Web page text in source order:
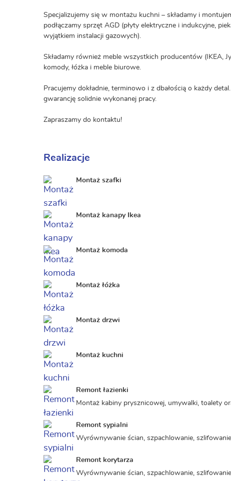
Specjalizujemy się w montażu kuchni – składamy i
podłączamy sprzęt AGD (płyty elektryczne i indukcyjne,
wyjątkiem instalacji gazowych).
Składamy również meble wszystkich producentów (IKEA,
komody, łóżka i meble biurowe.
Pracujemy dokładnie, terminowo i z dbałością o każdy
gwarancję solidnie wykonanej pracy.
Zapraszamy do kontaktu!
Realizacje
Montaż szafki
Montaż kanapy Ikea
Montaż komoda
Montaż łóżka
Montaż drzwi
Montaż kuchni
Remont łazienki
Montaż kabiny prysznicowej, umywalki, toalety
Remont sypialni
Wyrównywanie ścian, szpachlowanie,
Remont korytarza
Wyrównywanie ścian, szpachlowanie,